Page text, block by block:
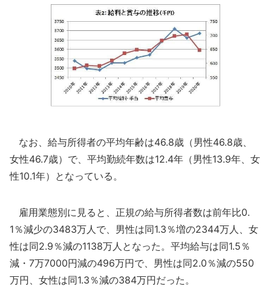
なお、給与所得者の平均年齢は46.8歳（男性46.8歳、
女性46.7歳）で、平均勤続年数は12.4年（男性13.9年、女
性10.1年）となっている。
雇用業態別に見ると、正規の給与所得者数は前年比0.
1％減少の3483万人で、男性は同1.3％増の2344万人、女
性は同2.9％減の1138万人となった。平均給与は同1.5％
減・7万7000円減の496万円で、男性は同2.0％減の550
万円、女性は同1.3％減の384万円だった。